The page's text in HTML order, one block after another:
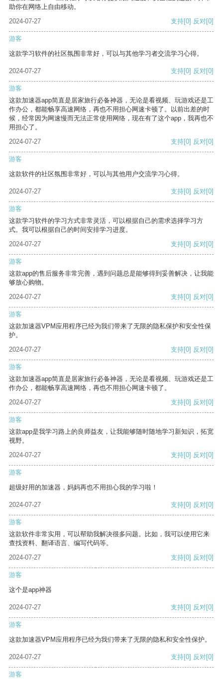
助你在网络上自由移动。
2024-07-27
支持[0] 反对[0]
游客
这款学习软件的社区氛围非常好，可以与其他学习者交流学习心得。
2024-07-27 支持[0] 反对[0]
游客
这款加速器app简直是居家旅行必备神器，无论是看视频、玩游戏还是工
作办公，都能畅享高速网络，再也不用担心网速卡顿了。以前出差的时
候，经常因为网速慢而无法正常使用网络，现在有了这个app，我再也不
用担心了。
2024-07-27
支持[0] 反对[0]
游客
这款软件的社区氛围非常好，可以与其他用户交流学习心得。
2024-07-27 支持[0] 反对[0]
游客
这款学习软件的学习方式非常灵活，可以根据自己的需求选择学习方
式。我可以根据自己的时间安排学习进度。
2024-07-27
支持[0] 反对[0]
游客
这款app的售后服务非常完善，遇到问题总是能够得到妥善解决，让我能
够放心购物。
2024-07-27
支持[0] 反对[0]
游客
这款加速器VPM应用程序已经为我们带来了无限的隐私保护和安全性保
护。
2024-07-27
支持[0] 反对[0]
游客
这款加速器app简直是居家旅行必备神器，无论是看视频、玩游戏还是工
作办公，都能畅享高速网络，再也不用担心网速卡顿了。
2024-07-27
支持[0] 反对[0]
游客
这款app是我学习路上的良师益友，让我能够随时随地学习新知识，拓宽
视野。
2024-07-27
支持[0] 反对[0]
游客
超级好用的加速器，妈妈再也不用担心我的学习啦！
2024-07-27 支持[0] 反对[0]
游客
这款软件非常实用，可以帮助我解决很多问题。比如，我可以使用它来
查找资料、翻译语言、编写代码等。
2024-07-27
支持[0] 反对[0]
游客
这个是app神器
2024-07-27 支持[0] 反对[0]
游客
这款加速器VPM应用程序已经为我们带来了无限的隐私和安全性保护。
2024-07-27 支持[0] 反对[0]
游客